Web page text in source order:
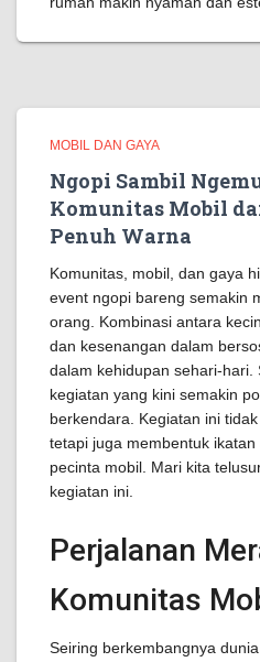
MOBIL DAN GAYA
Ngopi Sambil
Komunitas Mobil
Penuh Warna
Komunitas, mobil, dan gaya
event ngopi bareng semakin
orang. Kombinasi antara
dan kesenangan dalam
dalam kehidupan sehari-hari.
kegiatan yang kini semakin
berkendara. Kegiatan ini
tetapi juga membentuk
pecinta mobil. Mari kita
kegiatan ini.
Perjalanan
Komunitas
Seiring berkembangnya